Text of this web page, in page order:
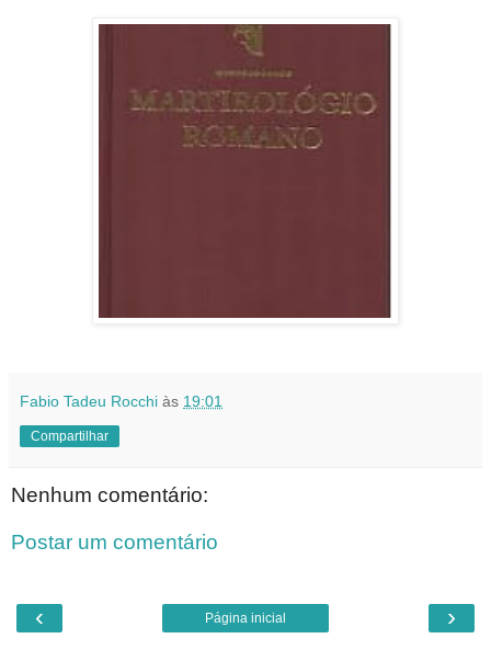
Fabio Tadeu Rocchi às 19:01
Compartilhar
Nenhum comentário:
Postar um comentário
‹ ›
Página inicial